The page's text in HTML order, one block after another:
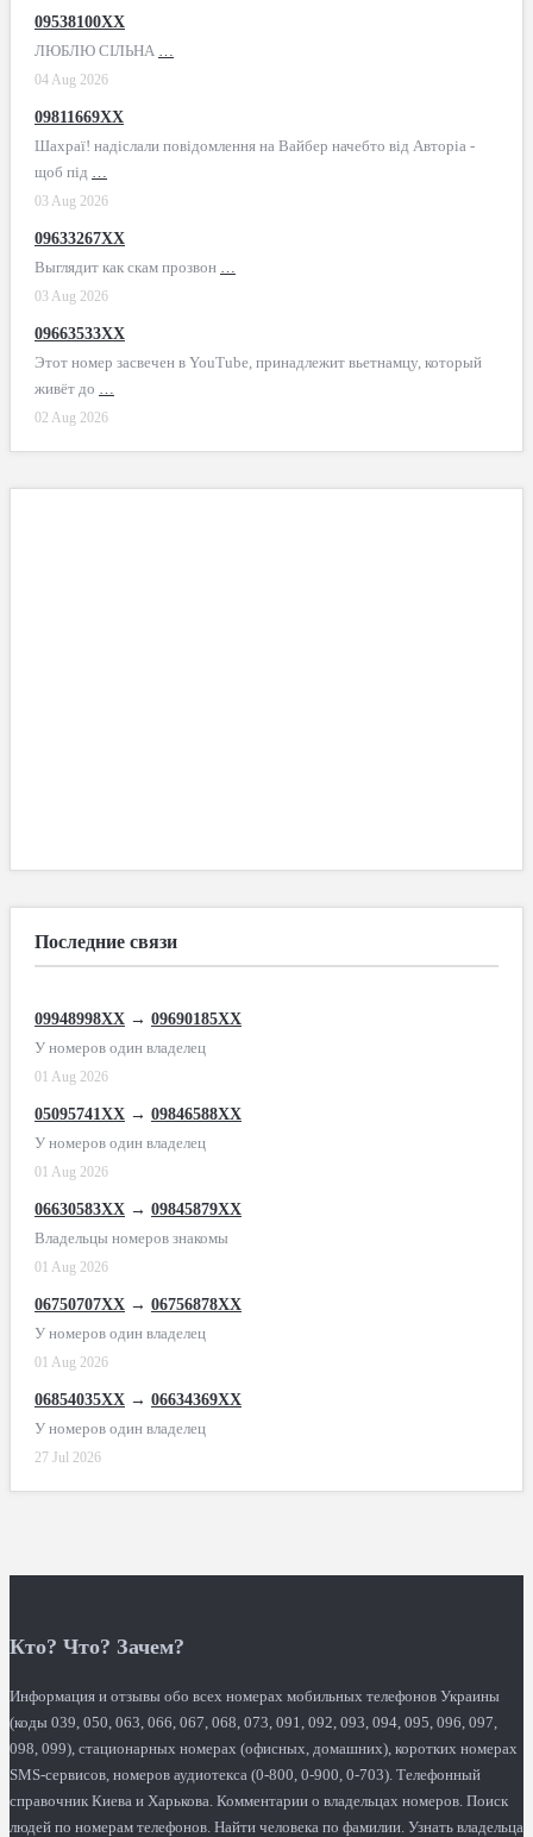
09538100XX
ЛЮБЛЮ СІЛЬНА …
04 Aug 2026
09811669XX
Шахраї! надіслали повідомлення на Вайбер начебто від Авторіа -
щоб під …
03 Aug 2026
09633267XX
Выглядит как скам прозвон …
03 Aug 2026
09663533XX
Этот номер засвечен в YouTube, принадлежит вьетнамцу, который
живёт до …
02 Aug 2026
Последние связи
09948998XX → 09690185XX
У номеров один владелец
01 Aug 2026
05095741XX → 09846588XX
У номеров один владелец
01 Aug 2026
06630583XX → 09845879XX
Владельцы номеров знакомы
01 Aug 2026
06750707XX → 06756878XX
У номеров один владелец
01 Aug 2026
06854035XX → 06634369XX
У номеров один владелец
27 Jul 2026
Кто? Что? Зачем?
Информация и отзывы обо всех номерах мобильных телефонов Украины
(коды 039, 050, 063, 066, 067, 068, 073, 091, 092, 093, 094, 095, 096, 097,
098, 099), стационарных номерах (офисных, домашних), коротких номерах
SMS-сервисов, номеров аудиотекса (0-800, 0-900, 0-703). Телефонный
справочник Киева и Харькова. Комментарии о владельцах номеров. Поиск
людей по номерам телефонов. Найти человека по фамилии. Узнать владельца